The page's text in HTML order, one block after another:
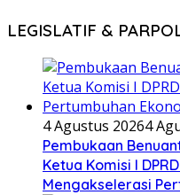
LEGISLATIF &
4 Agustus 20264
Pembukaan
Ketua Komisi I
Mengakselerasi